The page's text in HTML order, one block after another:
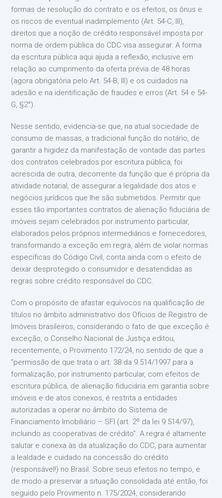
formas de resolução do contrato e os efeitos, os ônus e
os riscos de eventual inadimplemento (Art. 54-C, III),
direitos que a noção de crédito responsável imposta por
norma de ordem pública do CDC visa assegurar. A forma
da escritura pública aqui ajuda a reflexão, inclusive em
relação ao cumprimento da oferta prévia de 48 horas
(agora obrigatória pelo Art. 54-B, III) e os cuidados na
adesão e na identificação de fraudes e erros (Art. 54 e 54-
G, §2°).
Nesse sentido, evidencia-se que, na atual sociedade de
consumo de massas, a tradicional função do notário, de
garantir a higidez da manifestação de vontade das partes
dos contratos celebrados por escritura pública, foi
acrescida de outra, decorrente da função que é própria da
atividade notarial, de assegurar a legalidade dos atos e
negócios jurídicos que lhe são submetidos. Permitir que
esses tão importantes contratos de alienação fiduciária de
imóveis sejam celebrados por instrumento particular,
elaborados pelos próprios intermediários e fornecedores,
transformando a exceção em regra, além de violar normas
específicas do Código Civil, conta ainda com o efeito de
deixar desprotegido o consumidor e desatendidas as
regras sobre crédito responsável do CDC.
Com o propósito de afastar equívocos na qualificação de
títulos no âmbito administrativo dos Ofícios de Registro de
Imóveis brasileiros, considerando o fato de que exceção é
exceção, o Conselho Nacional de Justiça editou,
recentemente, o Provimento 172/24, no sentido de que a
“permissão de que trata o art. 38 da 9.514/1997 para a
formalização, por instrumento particular, com efeitos de
escritura pública, de alienação fiduciária em garantia sobre
imóveis e de atos conexos, é restrita a entidades
autorizadas a operar no âmbito do Sistema de
Financiamento Imobiliário – SFI (art. 2º da lei 9.514/97),
incluindo as cooperativas de crédito”. A regra é altamente
salutar e conexa às da atualização do CDC, para aumentar
a lealdade e cuidado na concessão do crédito
(responsável!) no Brasil. Sobre seus efeitos no tempo, e
de modo a preservar a situação consolidada até então, foi
seguido pelo Provimento n. 175/2024, considerando